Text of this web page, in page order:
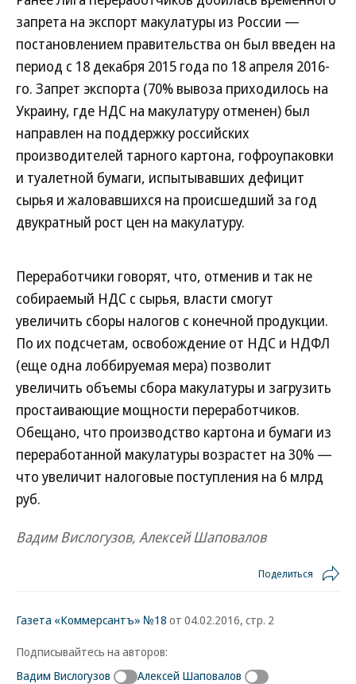
запрета на экспорт макулатуры из России —
постановлением правительства он был введен на
период с 18 декабря 2015 года по 18 апреля 2016-
го. Запрет экспорта (70% вывоза приходилось на
Украину, где НДС на макулатуру отменен) был
направлен на поддержку российских
производителей тарного картона, гофроупаковки
и туалетной бумаги, испытывавших дефицит
сырья и жаловавшихся на происшедший за год
двукратный рост цен на макулатуру.
Переработчики говорят, что, отменив и так не
собираемый НДС с сырья, власти смогут
увеличить сборы налогов с конечной продукции.
По их подсчетам, освобождение от НДС и НДФЛ
(еще одна лоббируемая мера) позволит
увеличить объемы сбора макулатуры и загрузить
простаивающие мощности переработчиков.
Обещано, что производство картона и бумаги из
переработанной макулатуры возрастет на 30% —
что увеличит налоговые поступления на 6 млрд
руб.
Вадим Вислогузов, Алексей Шаповалов
Поделиться
Газета «Коммерсантъ» №18 от 04.02.2016, стр. 2
Подписывайтесь на авторов:
Вадим Вислогузов
Алексей Шаповалов